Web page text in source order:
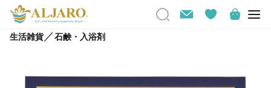
生活雑貨／石鹸・入浴剤